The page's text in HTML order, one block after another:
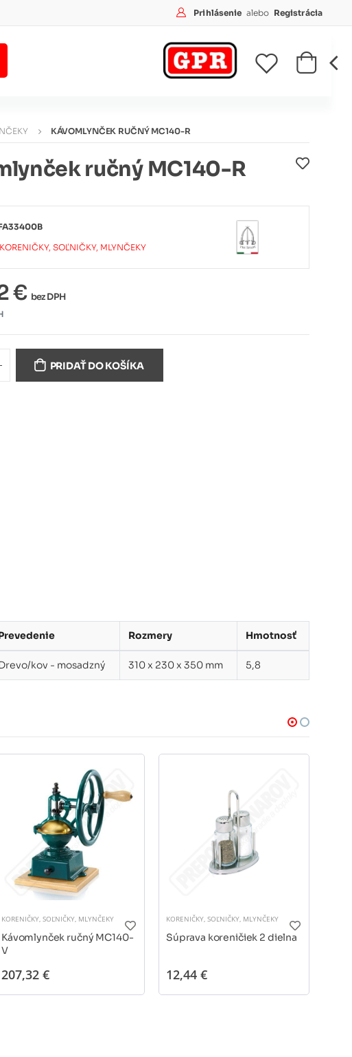
Prihlásenie alebo Registrácia
KÁVOMLYNČEK RUČNÝ MC140-R
ručný MC140-R
KORENIČKY, SOĽNIČKY, MLYNČEKY
€ bez DPH
PRIDAŤ DO KOŠÍKA
Rozmery Hmotnosť
kov - mosadzný 310 x 230 x 350 mm 5,8
KORENIČKY, SOĽNIČKY, MLYNČEKY
Kávomlynček ručný MC140-
V
207,32 €
KORENIČKY, SOĽNIČKY, MLYNČEKY
Súprava koreničiek 2 dielna
12,44 €